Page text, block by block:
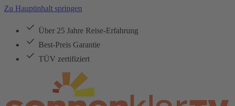
Zu Hauptinhalt springen
Über 25 Jahre Reise-Erfahrung
Best-Preis Garantie
TÜV zertifiziert